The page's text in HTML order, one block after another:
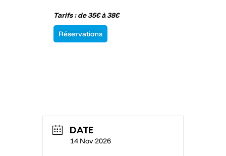
Tarifs : de 35€ à 38€
Réservations
DATE
14 Nov 2026